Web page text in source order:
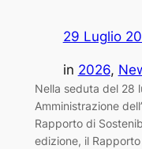
29 Luglio
in 2026,
Nella seduta del 28
Amministrazione
Rapporto di
edizione, il